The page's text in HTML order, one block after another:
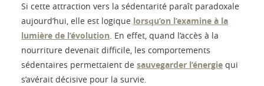
Si cette attraction vers la sédentarité paraît paradoxale
aujourd’hui, elle est logique lorsqu’on l’examine à la
lumière de l’évolution. En effet, quand l’accès à la
nourriture devenait difficile, les comportements
sédentaires permettaient de sauvegarder l’énergie qui
s’avérait décisive pour la survie.